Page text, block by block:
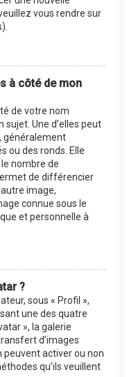
vous rendre sur
à côté de mon
de votre nom
sujet. Une d’elles peut
généralement
ou des ronds. Elle
nombre de
de différencier
image,
connue sous le
et personnelle à
?
sous « Profil »,
une des quatre
», la galerie
d’images
peuvent activer ou non
qu’ils veuillent